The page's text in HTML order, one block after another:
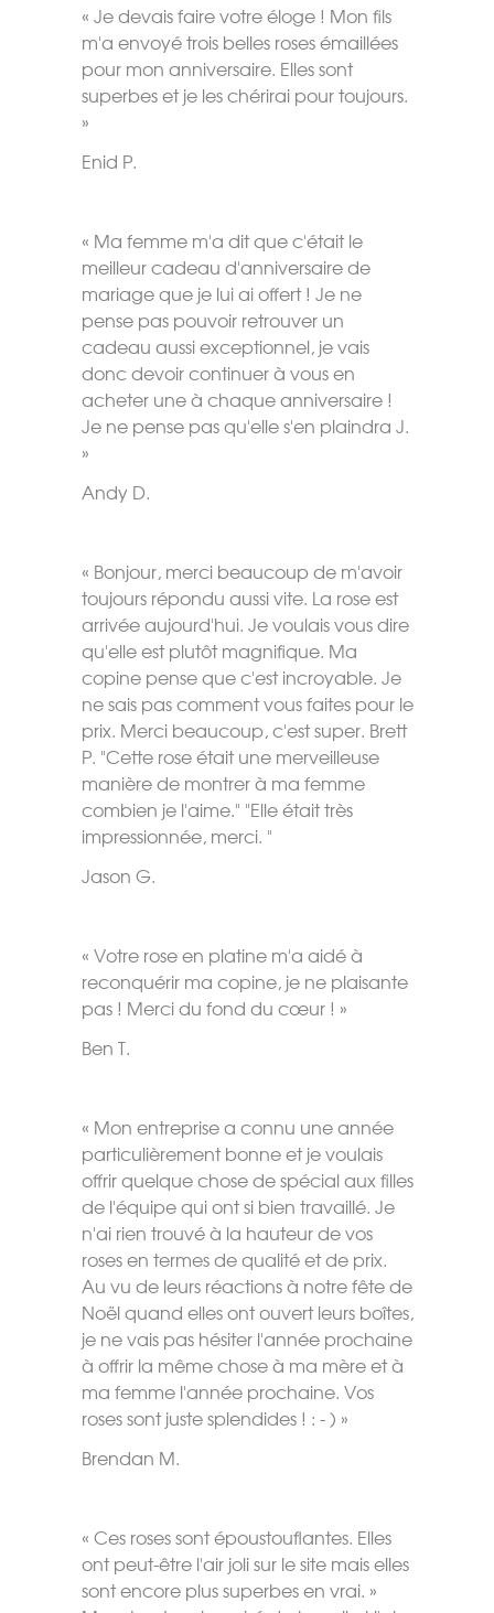
« Je devais faire votre éloge ! Mon fils
m'a envoyé trois belles roses émaillées
pour mon anniversaire. Elles sont
superbes et je les chérirai pour toujours.
»
Enid P.
« Ma femme m'a dit que c'était le
meilleur cadeau d'anniversaire de
mariage que je lui ai offert ! Je ne
pense pas pouvoir retrouver un
cadeau aussi exceptionnel, je vais
donc devoir continuer à vous en
acheter une à chaque anniversaire !
Je ne pense pas qu'elle s'en plaindra J.
»
Andy D.
« Bonjour, merci beaucoup de m'avoir
toujours répondu aussi vite. La rose est
arrivée aujourd'hui. Je voulais vous dire
qu'elle est plutôt magnifique. Ma
copine pense que c'est incroyable. Je
ne sais pas comment vous faites pour le
prix. Merci beaucoup, c'est super. Brett
P. "Cette rose était une merveilleuse
manière de montrer à ma femme
combien je l'aime." "Elle était très
impressionnée, merci. "
Jason G.
« Votre rose en platine m'a aidé à
reconquérir ma copine, je ne plaisante
pas ! Merci du fond du cœur ! »
Ben T.
« Mon entreprise a connu une année
particulièrement bonne et je voulais
offrir quelque chose de spécial aux filles
de l'équipe qui ont si bien travaillé. Je
n'ai rien trouvé à la hauteur de vos
roses en termes de qualité et de prix.
Au vu de leurs réactions à notre fête de
Noël quand elles ont ouvert leurs boîtes,
je ne vais pas hésiter l'année prochaine
à offrir la même chose à ma mère et à
ma femme l'année prochaine. Vos
roses sont juste splendides ! : - ) »
Brendan M.
« Ces roses sont époustouflantes. Elles
ont peut-être l'air joli sur le site mais elles
sont encore plus superbes en vrai. »